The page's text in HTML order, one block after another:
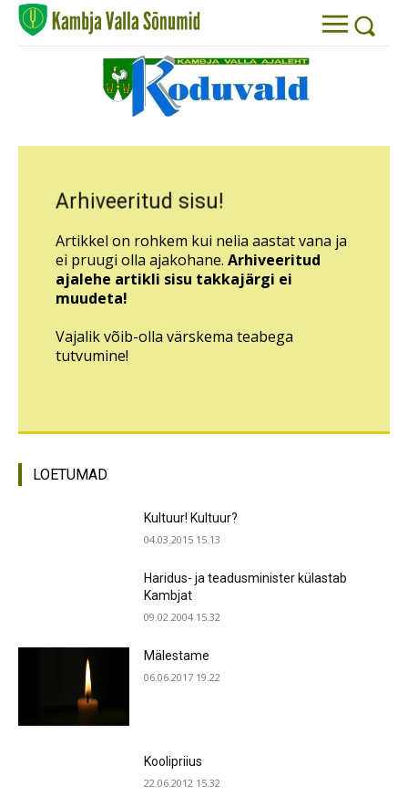
Arhiveeritud sisu!
Artikkel on rohkem kui nelia aastat vana ja
ei pruugi olla ajakohane. Arhiveeritud
ajalehe artikli sisu takkajärgi ei
muudeta!
Vajalik võib-olla värskema teabega
tutvumine!
LOETUMAD
Kultuur! Kultuur?
04.03.2015 15.13
Haridus- ja teadusminister külastab
Kambjat
09.02.2004 15.32
Mälestame
06.06.2017 19.22
Koolipriius
22.06.2012 15.32